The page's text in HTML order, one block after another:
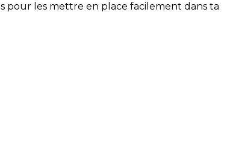
pour les mettre en place facilement dans ta